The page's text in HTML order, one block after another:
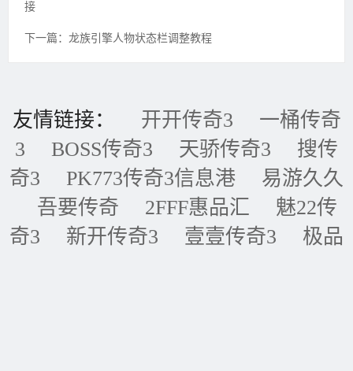
接
下一篇：龙族引擎人物状态栏调整教程
友情链接： 开开传奇3
一桶传奇
3
BOSS传奇3 天骄传奇3
搜传
奇3
PK773传奇3信息港
易游久久
吾要传奇
2FFF惠品汇
魅22传
奇3
新开传奇3 壹壹传奇3
极品